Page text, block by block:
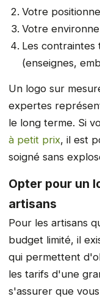
Votre
Votre
Les contraintes
(enseignes,
Un logo sur
expertes
le long terme. Si
à petit prix, il est
soigné sans
Opter pour un
artisans
Pour les artisans
budget limité, il
qui permettent
les tarifs d'une
s'assurer que